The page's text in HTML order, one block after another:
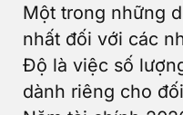
Một trong những
nhất đối với các
Độ là việc số
dành riêng cho